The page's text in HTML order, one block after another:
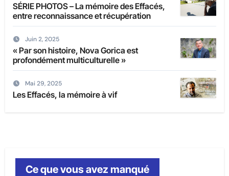
SÉRIE PHOTOS – La mémoire des Effacés,
entre reconnaissance et récupération
Juin 2, 2025
« Par son histoire, Nova Gorica est
profondément multiculturelle »
Mai 29, 2025
Les Effacés, la mémoire à vif
Ce que vous avez manqué